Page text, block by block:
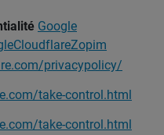
Google
CloudflareZopim
privacypolicy/
take-control.html
take-control.html